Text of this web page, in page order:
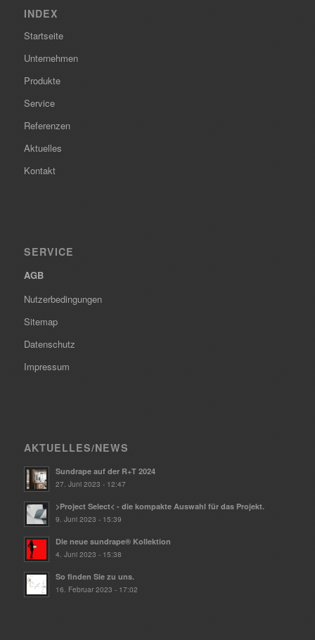
INDEX
Startseite
Unternehmen
Produkte
Service
Referenzen
Aktuelles
Kontakt
SERVICE
AGB
Nutzerbedingungen
Sitemap
Datenschutz
Impressum
AKTUELLES/NEWS
Sundrape auf der R+T 2024
27. Juni 2023 - 12:47
>Project Select< - die kompakte Auswahl für das Projekt.
9. Juni 2023 - 15:39
Die neue sundrape® Kollektion
4. Juni 2023 - 15:38
So finden Sie zu uns.
16. Februar 2023 - 17:02